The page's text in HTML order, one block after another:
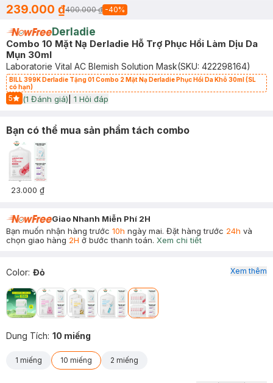
239.000 ₫400.000 ₫ -40%
Derladie
Combo 10 Mặt Nạ Derladie Hỗ Trợ Phục Hồi Làm Dịu Da
Mụn 30ml
Laboratorie Vital AC Blemish Solution Mask(SKU: 422298164)
BILL 399K Derladie Tặng 01 Combo 2 Mặt Nạ Derladie Phục Hồi Da Khô 30ml (SL
có hạn)
5
Start Icon
(1 Đánh giá) 1 Hỏi đáp
Bạn có thể mua sản phẩm tách combo
23.000 ₫
Giao Nhanh Miễn Phí 2H
Bạn muốn nhận hàng trước 10h ngày mai. Đặt hàng trước 24h và
chọn giao hàng 2H ở bước thanh toán. Xem chi tiết
Color: Đỏ
Dung Tích: 10 miếng
1 miếng 10 miếng 2 miếng
Xem thêm